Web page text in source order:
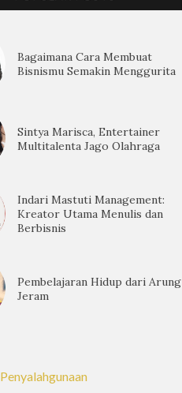
Bagaimana Cara Membuat
Bisnismu Semakin Menggurita
Sintya Marisca, Entertainer
Multitalenta Jago Olahraga
Indari Mastuti Management:
Kreator Utama Menulis dan
Berbisnis
Pembelajaran Hidup dari Arung
Jeram